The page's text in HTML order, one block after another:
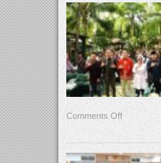
Comments Off